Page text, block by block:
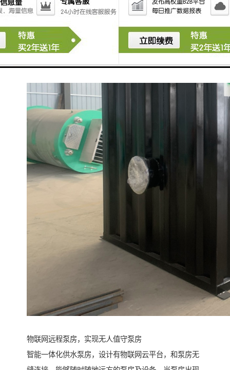
物联网远程泵房，实现无人值守泵房
智能一体化供水泵房，设计有物联网云平台，和泵房无